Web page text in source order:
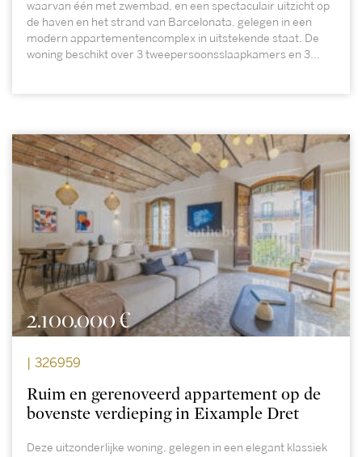
waarvan één met zwembad, en een spectaculair uitzicht op
de haven en het strand van Barcelonata, gelegen in een
modern appartementencomplex in uitstekende staat. De
woning beschikt over 3 tweepersoonsslaapkamers en 3...
2.100.000 €
| 326959
Ruim en gerenoveerd appartement op de
bovenste verdieping in Eixample Dret
Deze uitzonderlijke woning, gelegen in een elegant klassiek